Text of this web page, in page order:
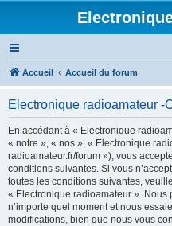
Accueil Accueil du forum
Electronique radioamateur -
En accédant à « Electronique
« notre », « nos », « Electronique
radioamateur.fr/forum »), vous
conditions suivantes. Si vous
toutes les conditions suivantes,
« Electronique radioamateur ».
n’importe quel moment et nous
modifications, bien que nous vous